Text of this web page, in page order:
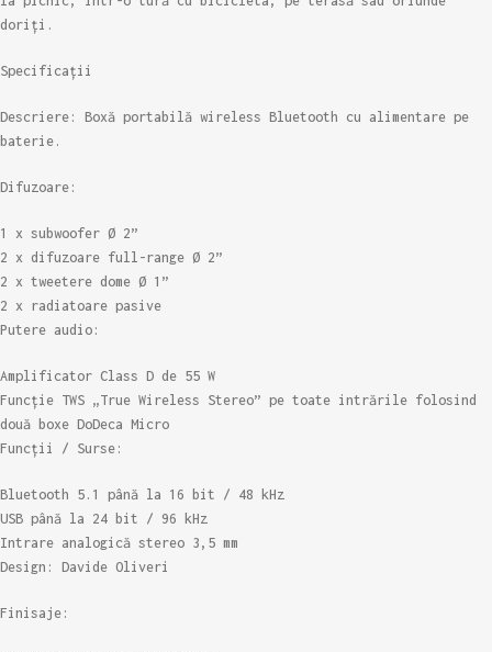
doriți.
Specificații
Descriere: Boxă portabilă wireless Bluetooth cu alimentare pe
baterie.
Difuzoare:
1 x subwoofer Ø 2”
2 x difuzoare full-range Ø 2”
2 x tweetere dome Ø 1”
2 x radiatoare pasive
Putere audio:
Amplificator Class D de 55 W
Funcție TWS „True Wireless Stereo” pe toate intrările folosind
două boxe DoDeca Micro
Funcții / Surse:
Bluetooth 5.1 până la 16 bit / 48 kHz
USB până la 24 bit / 96 kHz
Intrare analogică stereo 3,5 mm
Design: Davide Oliveri
Finisaje: